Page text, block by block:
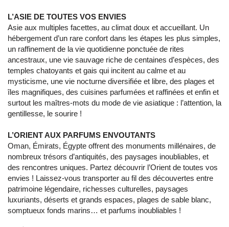
L’ASIE DE TOUTES VOS ENVIES
Asie aux multiples facettes, au climat doux et accueillant. Un
hébergement d’un rare confort dans les étapes les plus simples,
un raffinement de la vie quotidienne ponctuée de rites
ancestraux, une vie sauvage riche de centaines d’espèces, des
temples chatoyants et gais qui incitent au calme et au
mysticisme, une vie nocturne diversifiée et libre, des plages et
îles magnifiques, des cuisines parfumées et raffinées et enfin et
surtout les maîtres-mots du mode de vie asiatique : l’attention, la
gentillesse, le sourire !
L’ORIENT AUX PARFUMS ENVOUTANTS
Oman, Émirats, Égypte offrent des monuments millénaires, de
nombreux trésors d’antiquités, des paysages inoubliables, et
des rencontres uniques. Partez découvrir l’Orient de toutes vos
envies ! Laissez-vous transporter au fil des découvertes entre
patrimoine légendaire, richesses culturelles, paysages
luxuriants, déserts et grands espaces, plages de sable blanc,
somptueux fonds marins… et parfums inoubliables !